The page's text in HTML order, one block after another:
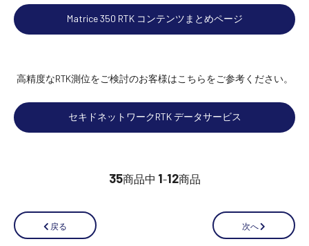
Matrice 350 RTK コンテンツまとめページ
高精度なRTK測位をご検討のお客様はこちらをご参考ください。
セキドネットワークRTK データサービス
35商品中 1-12商品
戻る 次へ